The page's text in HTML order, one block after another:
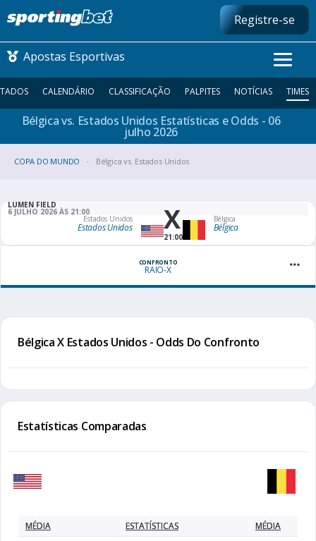
Registre-se
Apostas Esportivas
CONMEBOL LIBERTADORES
FUTEBOL NACIONAL
COMO APOSTAR
MAIS ESPORTES
CALENDÁRIO CLASSIFICAÇÃO PALPITES NOTÍCIAS TIMES
Bélgica vs. Estados Unidos Estatísticas e Odds - 06
julho 2026
COPA DO MUNDO Bélgica vs. Estados Unidos
LUMEN FIELD
6 JULHO 2026 ÀS 21:00
Estados Unidos
Estados Unidos
Bélgica
Bélgica
X
21:00
CONFRONTO
RAIO-X
Bélgica X Estados Unidos - Odds Do Confronto
Estatísticas Comparadas
MÉDIA ESTATÍSTICAS
MÉDIA